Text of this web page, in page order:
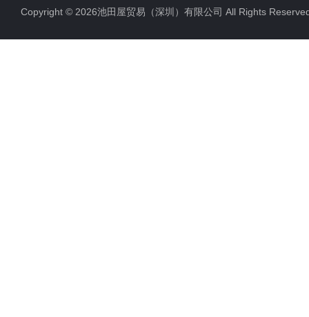
Copyright © 2026池田屋贸易（深圳）有限公司 All Rights